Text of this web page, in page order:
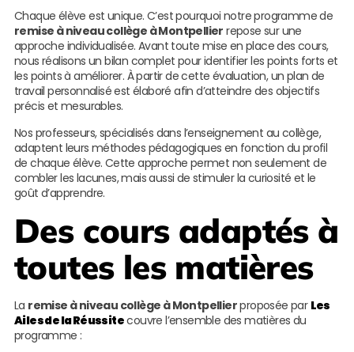
Chaque élève est unique. C’est pourquoi notre programme de
remise à niveau collège à Montpellier repose sur une
approche individualisée. Avant toute mise en place des cours,
nous réalisons un bilan complet pour identifier les points forts et
les points à améliorer. À partir de cette évaluation, un plan de
travail personnalisé est élaboré afin d’atteindre des objectifs
précis et mesurables.
Nos professeurs, spécialisés dans l’enseignement au collège,
adaptent leurs méthodes pédagogiques en fonction du profil
de chaque élève. Cette approche permet non seulement de
combler les lacunes, mais aussi de stimuler la curiosité et le
goût d’apprendre.
Des cours adaptés à
toutes les matières
La remise à niveau collège à Montpellierproposée par Les
Ailes de la Réussitecouvre l’ensemble des matières du
programme :